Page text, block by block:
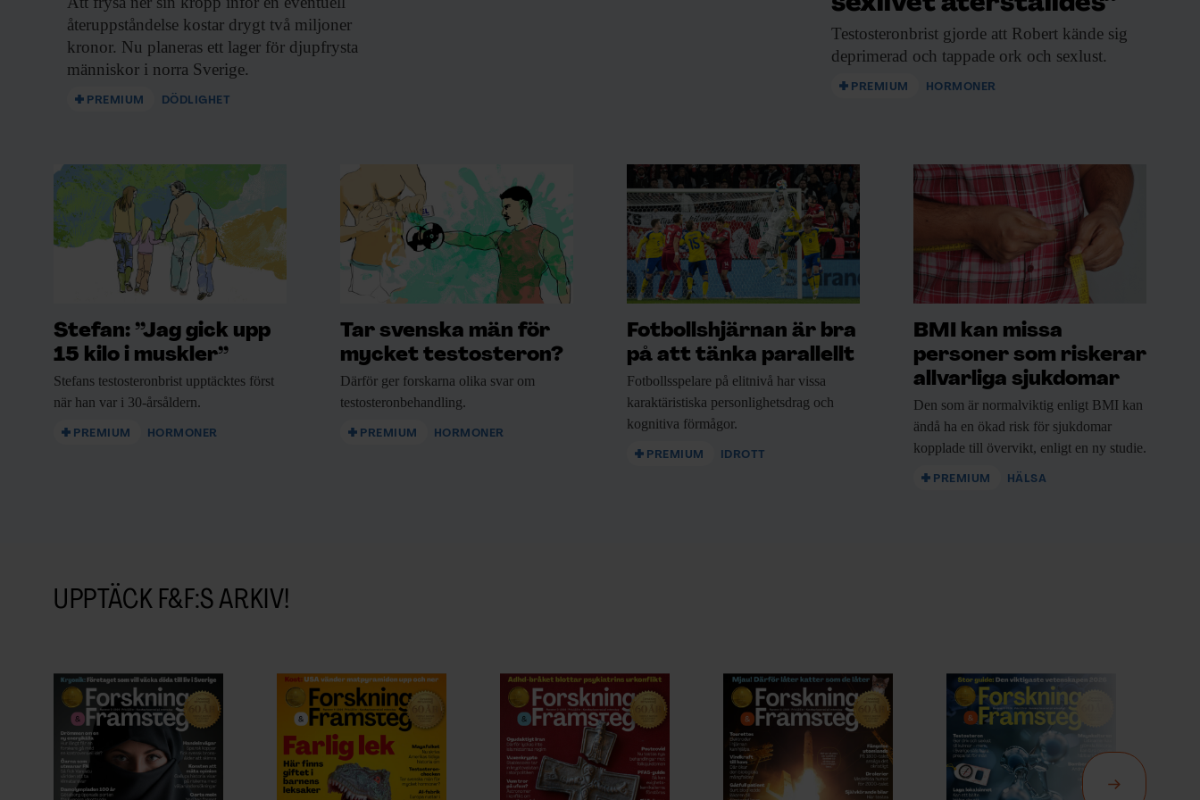
återuppståndelse kostar drygt två miljoner
kronor. Nu planeras ett lager för djupfrysta
människor i norra Sverige.
PREMIUM DÖDLIGHET
Testosteronbrist gjorde att Robert kände sig
deprimerad och tappade ork och sexlust.
PREMIUM HORMONER
Stefan: ”Jag gick upp
15 kilo i muskler”
Stefans testosteronbrist upptäcktes först
när han var i 30-årsåldern.
PREMIUM HORMONER
Tar svenska män för
mycket testosteron?
Därför ger forskarna olika svar om
testosteronbehandling.
PREMIUM HORMONER
Fotbollshjärnan är bra
på att tänka parallellt
Fotbollsspelare på elitnivå har vissa
karaktäristiska personlighetsdrag och
kognitiva förmågor.
PREMIUM IDROTT
BMI kan missa
personer som riskerar
allvarliga sjukdomar
Den som är normalviktig enligt BMI kan
ändå ha en ökad risk för sjukdomar
kopplade till övervikt, enligt en ny studie.
PREMIUM HÄLSA
UPPTÄCK F&F:S ARKIV!